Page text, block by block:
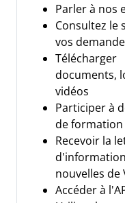
Parler à nos
Consultez le
vos
Télécharger
documents,
vidéos
Participer à
de formation
Recevoir la
nouvelles de
Accéder à